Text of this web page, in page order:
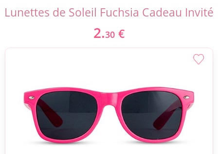
Livraison point relais gratuit dès 89 € !
Lunettes de Soleil Fuchsia Cadeau Invité
2.30 €